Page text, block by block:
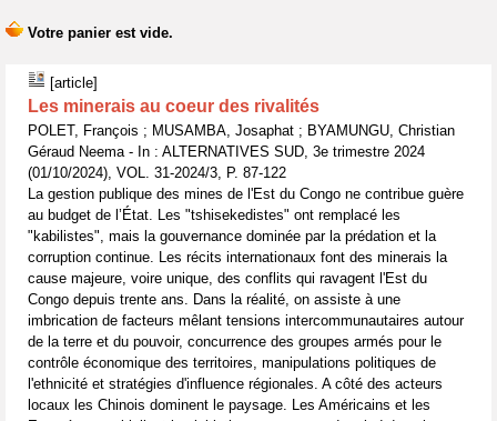
[article]
Les minerais au coeur des rivalités
POLET, François ; MUSAMBA, Josaphat ; BYAMUNGU, Christian
Géraud Neema - In : ALTERNATIVES SUD, 3e trimestre 2024
(01/10/2024), VOL. 31-2024/3, P. 87-122
La gestion publique des mines de l'Est du Congo ne contribue guère
au budget de l’État. Les "tshisekedistes" ont remplacé les
"kabilistes", mais la gouvernance dominée par la prédation et la
corruption continue. Les récits internationaux font des minerais la
cause majeure, voire unique, des conflits qui ravagent l'Est du
Congo depuis trente ans. Dans la réalité, on assiste à une
imbrication de facteurs mêlant tensions intercommunautaires autour
de la terre et du pouvoir, concurrence des groupes armés pour le
contrôle économique des territoires, manipulations politiques de
l'ethnicité et stratégies d'influence régionales. A côté des acteurs
locaux les Chinois dominent le paysage. Les Américains et les